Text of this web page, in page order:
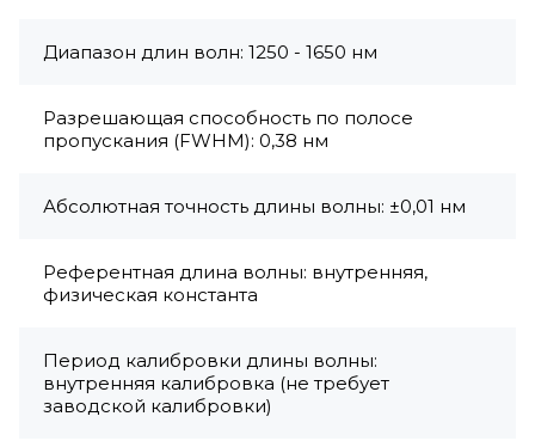
Диапазон длин волн: 1250 - 1650 нм
Разрешающая способность по полосе
пропускания (FWHM): 0,38 нм
Абсолютная точность длины волны: ±0,01 нм
Референтная длина волны: внутренняя,
физическая константа
Период калибровки длины волны:
внутренняя калибровка (не требует
заводской калибровки)